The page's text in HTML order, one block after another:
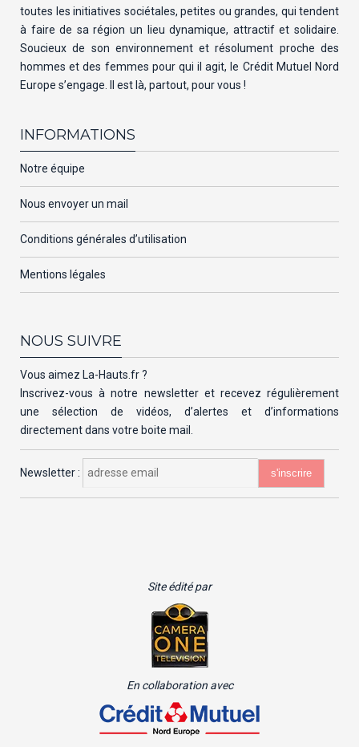
toutes les initiatives sociétales, petites ou grandes, qui tendent
à faire de sa région un lieu dynamique, attractif et solidaire.
Soucieux de son environnement et résolument proche des
hommes et des femmes pour qui il agit, le Crédit Mutuel Nord
Europe s’engage. Il est là, partout, pour vous !
INFORMATIONS
Notre équipe
Nous envoyer un mail
Conditions générales d’utilisation
Mentions légales
NOUS SUIVRE
Vous aimez La-Hauts.fr ?
Inscrivez-vous à notre newsletter et recevez régulièrement
une sélection de vidéos, d’alertes et d’informations
directement dans votre boite mail.
Newsletter :
Site édité par
En collaboration avec